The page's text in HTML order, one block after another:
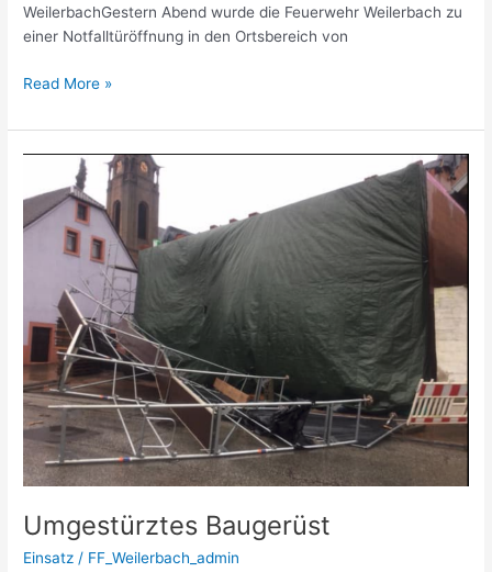
WeilerbachGestern Abend wurde die Feuerwehr Weilerbach zu
einer Notfalltüröffnung in den Ortsbereich von
Read More »
Umgestürztes Baugerüst
Einsatz / FF_Weilerbach_admin
Umgestürztes
Baugerüst